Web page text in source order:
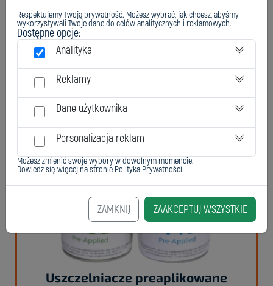
Kleje preaplikowane
Uszczelniacze preaplikowane
Respektujemy Twoją prywatność. Możesz wybrać, jak chcesz, abyśmy
wykorzystywali Twoje dane do celów analitycznych i reklamowych.
Dostępne opcje:
Analityka
Reklamy
Dane użytkownika
Personalizacja reklam
Możesz zmienić swoje wybory w dowolnym momencie.
Dowiedz się więcej na stronie Polityka Prywatności.
ZAMKNIJ ZAAKCEPTUJ WSZYSTKIE